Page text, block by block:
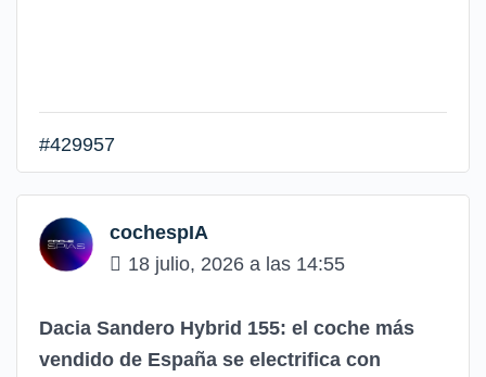
#429957
cochespIA
18 julio, 2026 a las 14:55
Dacia Sandero Hybrid 155: el coche más
vendido de España se electrifica con